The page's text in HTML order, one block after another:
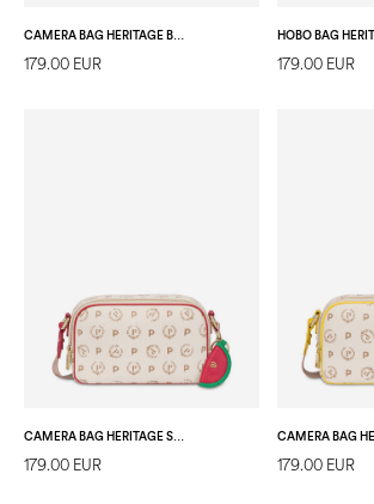
179.00 EUR 179.00 EUR
CAMERA BAG HERITAGE SUMMER CAPSULE AVORIO/ROSSO
179.00 EUR 179.00 EUR